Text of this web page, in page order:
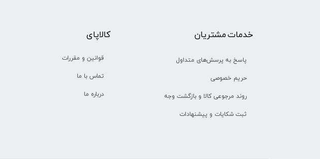
خدمات مشتریان
پاسخ به پرسش‌های متداول
حریم خصوصی
روند مرجوعی کالا و بازگشت وجه
ثبت شکایات و پیشنهادات
​​کالاپای
قوانین و مقررات
تماس با ما
درباره ما